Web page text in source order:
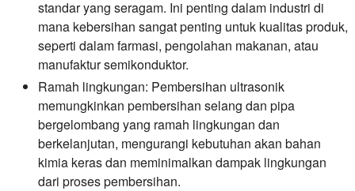
standar yang seragam. Ini penting dalam industri di
mana kebersihan sangat penting untuk kualitas produk,
seperti dalam farmasi, pengolahan makanan, atau
manufaktur semikonduktor.
Ramah lingkungan: Pembersihan ultrasonik
memungkinkan pembersihan selang dan pipa
bergelombang yang ramah lingkungan dan
berkelanjutan, mengurangi kebutuhan akan bahan
kimia keras dan meminimalkan dampak lingkungan
dari proses pembersihan.